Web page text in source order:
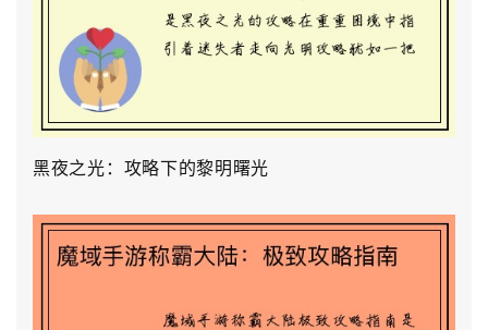
黑夜之光：攻略下的黎明曙光